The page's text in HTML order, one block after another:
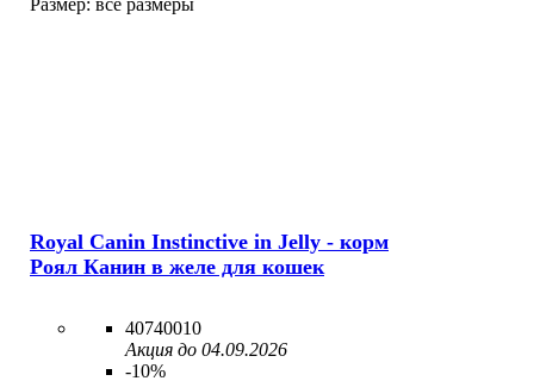
Размер: все размеры
Royal Canin Instinctive in Jelly - корм
Роял Канин в желе для кошек
40740010
Акция до 04.09.2026
-10%